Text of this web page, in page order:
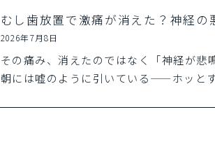
むし歯放置で激痛が消えた？神経
2026年7月8日
その痛み、消えたのではなく「神経が
朝には嘘のように引いている——ホッと